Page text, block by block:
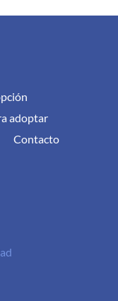
adoptar
Contacto